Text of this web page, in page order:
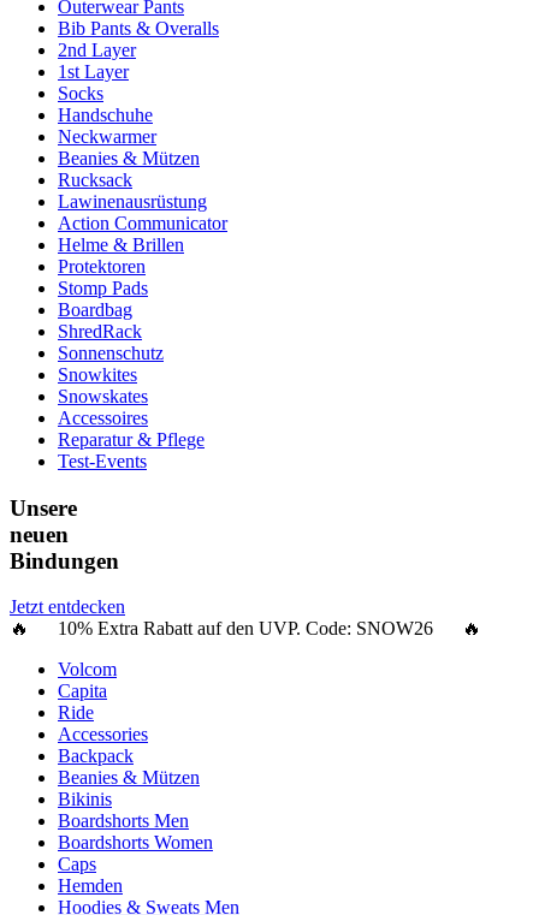
Outerwear Pants
Bib Pants & Overalls
2nd Layer
1st Layer
Socks
Handschuhe
Neckwarmer
Beanies & Mützen
Rucksack
Lawinenausrüstung
Action Communicator
Helme & Brillen
Protektoren
Stomp Pads
Boardbag
ShredRack
Sonnenschutz
Snowkites
Snowskates
Accessoires
Reparatur & Pflege
Test-Events
Unsere
neuen
Bindungen
Jetzt entdecken
🔥 10% Extra Rabatt auf den UVP. Code: SNOW26 🔥
Volcom
Capita
Ride
Accessories
Backpack
Beanies & Mützen
Bikinis
Boardshorts Men
Boardshorts Women
Caps
Hemden
Hoodies & Sweats Men